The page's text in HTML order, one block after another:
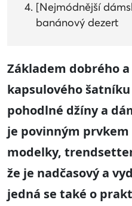
[Nejmódnější
banánový dezert
Základem dobrého
kapsulového
pohodlné džíny a
je povinným
modelky,
že je nadčasový a
jedná se také o